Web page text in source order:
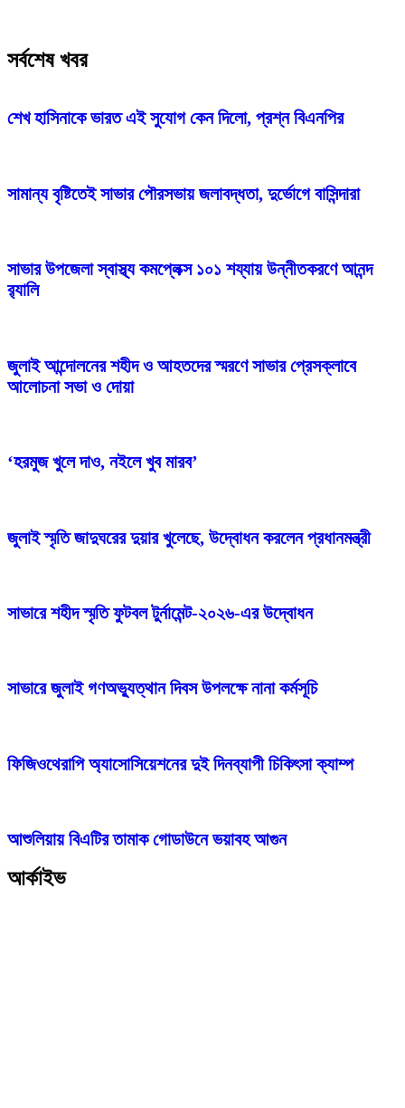
সর্বশেষ খবর
শেখ হাসিনাকে ভারত এই সুযোগ কেন দিলো, প্রশ্ন বিএনপির
সামান্য বৃষ্টিতেই সাভার পৌরসভায় জলাবদ্ধতা, দুর্ভোগে বাসিন্দারা
সাভার উপজেলা স্বাস্থ্য কমপ্লেক্স ১০১ শয্যায় উন্নীতকরণে আনন্দ
র‍্যালি
জুলাই আন্দোলনের শহীদ ও আহতদের স্মরণে সাভার প্রেসক্লাবে
আলোচনা সভা ও দোয়া
‘হরমুজ খুলে দাও, নইলে খুব মারব’
জুলাই স্মৃতি জাদুঘরের দুয়ার খুলেছে, উদ্বোধন করলেন প্রধানমন্ত্রী
সাভারে শহীদ স্মৃতি ফুটবল টুর্নামেন্ট-২০২৬-এর উদ্বোধন
সাভারে জুলাই গণঅভ্যুত্থান দিবস উপলক্ষে নানা কর্মসূচি
ফিজিওথেরাপি অ্যাসোসিয়েশনের দুই দিনব্যাপী চিকিৎসা ক্যাম্প
আশুলিয়ায় বিএটির তামাক গোডাউনে ভয়াবহ আগুন
আর্কাইভ